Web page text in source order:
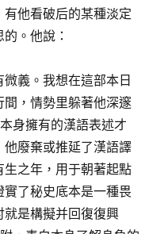
他看破后的某種淡定
。他說：
義。我想在這部本日
，情勢里躲著他深邃
身擁有的漢語表述才
廢棄或推延了漢語譯
之年，用于朝著起點
了秘史底本是一種畏
是構擬并回復復興